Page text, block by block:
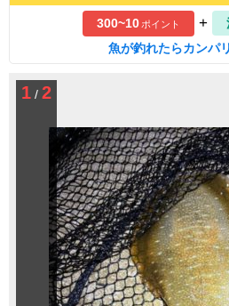
300~10ポイント +
魚が釣れたらカンパ
1 / 2